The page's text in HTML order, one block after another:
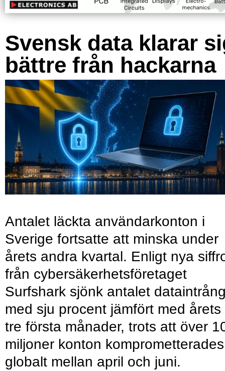
Svensk data klarar
bättre från hackarna
Antalet läckta användarkonton i
Sverige fortsatte att minska under
årets andra kvartal. Enligt nya
från cybersäkerhetsföretaget
Surfshark sjönk antalet
med sju procent jämfört med årets
tre första månader, trots att över
miljoner konton komprometterades
globalt mellan april och juni.